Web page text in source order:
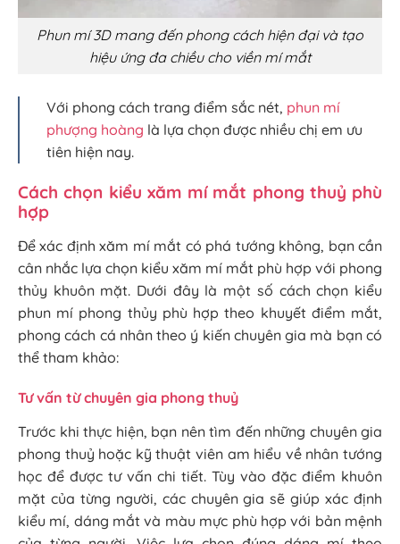
Phun mí 3D mang đến phong cách hiện đại và tạo
hiệu ứng đa chiều cho viền mí mắt
Với phong cách trang điểm sắc nét, phun mí
phượng hoàng là lựa chọn được nhiều chị em ưu
tiên hiện nay.
Cách chọn kiểu xăm mí mắt phong thuỷ phù
hợp
Để xác định xăm mí mắt có phá tướng không, bạn cần
cân nhắc lựa chọn kiểu xăm mí mắt phù hợp với phong
thủy khuôn mặt. Dưới đây là một số cách chọn kiểu
phun mí phong thủy phù hợp theo khuyết điểm mắt,
phong cách cá nhân theo ý kiến chuyên gia mà bạn có
thể tham khảo:
Tư vấn từ chuyên gia phong thuỷ
Trước khi thực hiện, bạn nên tìm đến những chuyên gia
phong thuỷ hoặc kỹ thuật viên am hiểu về nhân tướng
học để được tư vấn chi tiết. Tùy vào đặc điểm khuôn
mặt của từng người, các chuyên gia sẽ giúp xác định
kiểu mí, dáng mắt và màu mực phù hợp với bản mệnh